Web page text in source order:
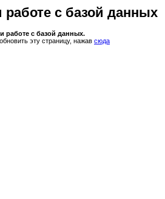
с базой данных
работе с базой данных.
эту страницу, нажав сюда